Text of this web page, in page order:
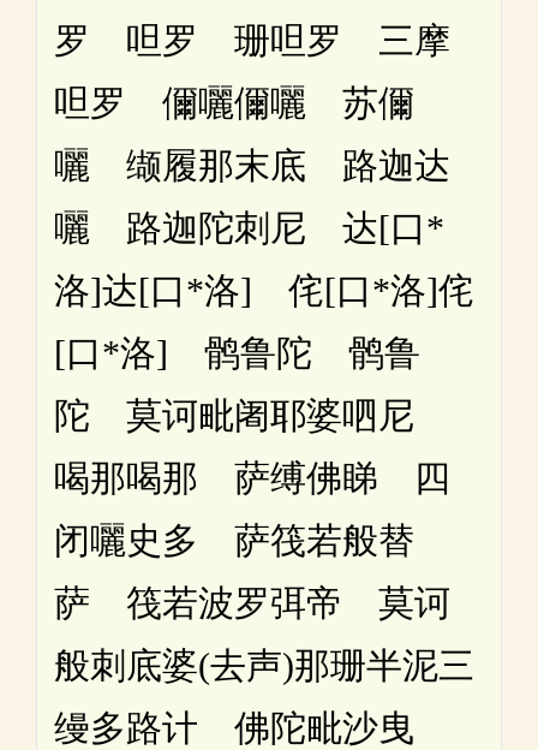
罗 呾罗 珊呾罗 三摩
呾罗 儞囇儞囇 苏儞
囇 缬履那末底 路迦达
囇 路迦陀刺尼 达[口*
洛]达[口*洛] 侘[口*洛]侘
[口*洛] 鹘鲁陀 鹘鲁
陀 莫诃毗阇耶婆呬尼
喝那喝那 萨缚佛睇 四
闭囇史多 萨筏若般替
萨 筏若波罗弭帝 莫诃
般刺底婆(去声)那珊半泥三
缦多路计 佛陀毗沙曳